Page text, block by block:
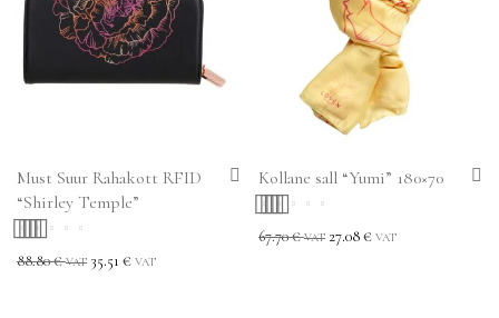
Must Suur Rahakott RFID
“Shirley Temple”
Hinnanguga
88.80€ VAT 35.51 € VAT
Kollane sall “Yumi” 180×70
Hinnanguga
67.70€ VAT 27.08€ VAT